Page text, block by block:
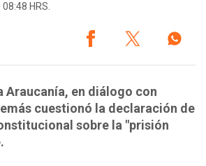
08:48 HRS.
Araucanía, en diálogo con
cuestionó la declaración de
sobre la "prisión